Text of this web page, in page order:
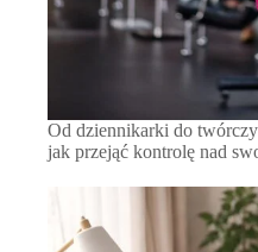
Od dziennikarki do
jak przejąć kontrolę nad